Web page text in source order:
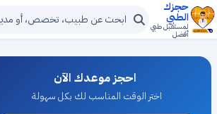
حجزك
الطبي
لمستقبل طبي
أفضل
احجز موعدك الآن
اختر الوقت المناسب لك بكل سهولة